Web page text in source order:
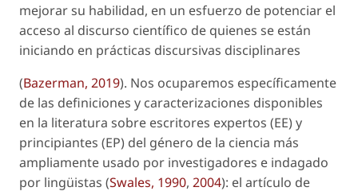
mejorar su habilidad, en un esfuerzo de potenciar el
acceso al discurso científico de quienes se están
iniciando en prácticas discursivas disciplinares
(Bazerman, 2019). Nos ocuparemos específicamente
de las definiciones y caracterizaciones disponibles
en la literatura sobre escritores expertos (EE) y
principiantes (EP) del género de la ciencia más
ampliamente usado por investigadores e indagado
por lingüistas (Swales, 1990, 2004): el artículo de